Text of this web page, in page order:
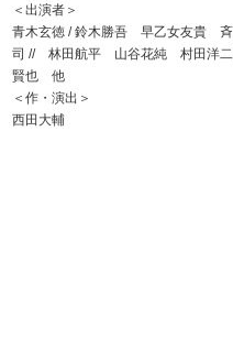
＜出演者＞
青木玄徳 / 鈴木勝吾 早乙女友貴
司 // 林田航平 山谷花純 村田洋二
賢也 他
＜作・演出＞
西田大輔